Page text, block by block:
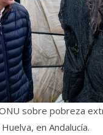
sobre pobreza
en Andalucía.